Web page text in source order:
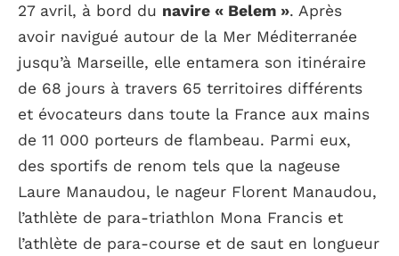
27 avril, à bord du navire « Belem ». Après
avoir navigué autour de la Mer Méditerranée
jusqu’à Marseille, elle entamera son itinéraire
de 68 jours à travers 65 territoires différents
et évocateurs dans toute la France aux mains
de 11 000 porteurs de flambeau. Parmi eux,
des sportifs de renom tels que la nageuse
Laure Manaudou, le nageur Florent Manaudou,
l’athlète de para-triathlon Mona Francis et
l’athlète de para-course et de saut en longueur